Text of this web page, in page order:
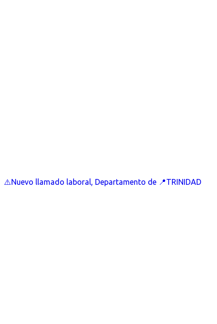
⚠️Nuevo llamado laboral, Departamento de 📍TRINIDAD